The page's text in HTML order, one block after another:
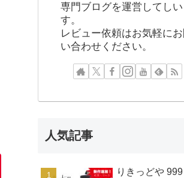
専門ブログを運営してしい
す。
レビュー依頼はお気軽にお
い合わせください。
人気記事
りきっどや 999